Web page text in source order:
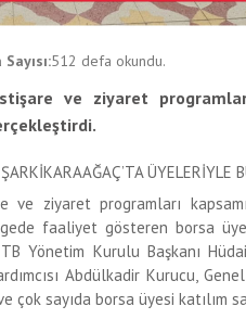
512 defa okundu.
ve ziyaret
ÜYELERİYLE
ziyaret programları
faaliyet gösteren borsa
Yönetim Kurulu Başkanı
Abdülkadir Kurucu,
çok sayıda borsa üyesi katılım